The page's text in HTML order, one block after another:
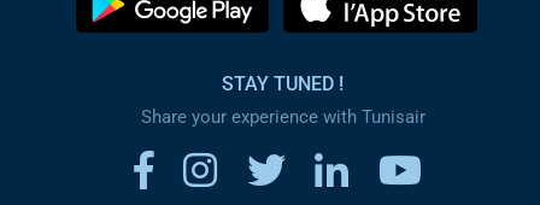
STAY TUNED !
Share your experience with Tunisair